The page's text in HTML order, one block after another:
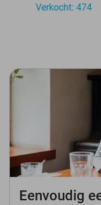
Verkocht: 474
Eenvoudig